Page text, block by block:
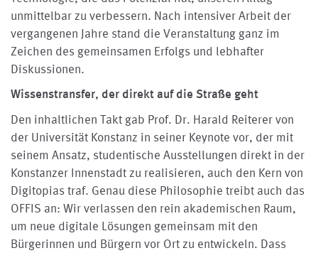
unmittelbar zu verbessern. Nach intensiver Arbeit der
vergangenen Jahre stand die Veranstaltung ganz im
Zeichen des gemeinsamen Erfolgs und lebhafter
Diskussionen.
Wissenstransfer, der direkt auf die Straße geht
Den inhaltlichen Takt gab Prof. Dr. Harald Reiterer von
der Universität Konstanz in seiner Keynote vor, der mit
seinem Ansatz, studentische Ausstellungen direkt in der
Konstanzer Innenstadt zu realisieren, auch den Kern von
Digitopias traf. Genau diese Philosophie treibt auch das
OFFIS an: Wir verlassen den rein akademischen Raum,
um neue digitale Lösungen gemeinsam mit den
Bürgerinnen und Bürgern vor Ort zu entwickeln. Dass